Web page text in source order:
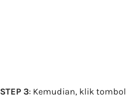
STEP 3: Kemudian, klik tombol